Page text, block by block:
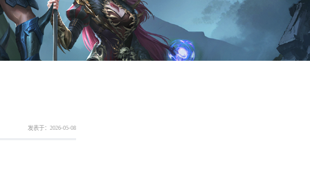
发表于：2026-05-08